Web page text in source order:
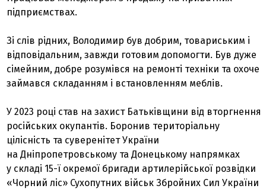
підприємствах.
Зі слів рідних, Володимир був добрим, товариським і
відповідальним, завжди готовим допомогти. Був дуже
сімейним, добре розумівся на ремонті техніки та охоче
займався складанням і встановленням меблів.
У 2023 році став на захист Батьківщини від вторгнення
російських окупантів. Боронив територіальну
цілісність та суверенітет України
на Дніпропетровському та Донецькому напрямках
у складі 15-ї окремої бригади артилерійської розвідки
«Чорний ліс» Сухопутних військ Збройних Сил України